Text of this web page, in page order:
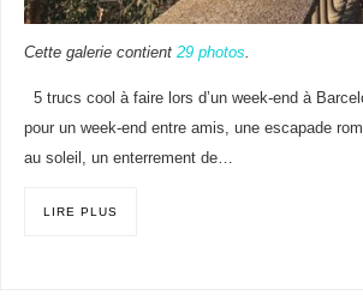
Cette galerie contient 29 photos
5 trucs cool à faire lors d’un week-end à
pour un week-end entre amis, une escapade
au soleil, un enterrement de…
LIRE PLUS